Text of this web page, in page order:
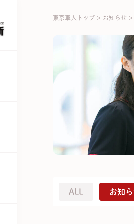
東京車人トップ > お知らせ >
ALL お知